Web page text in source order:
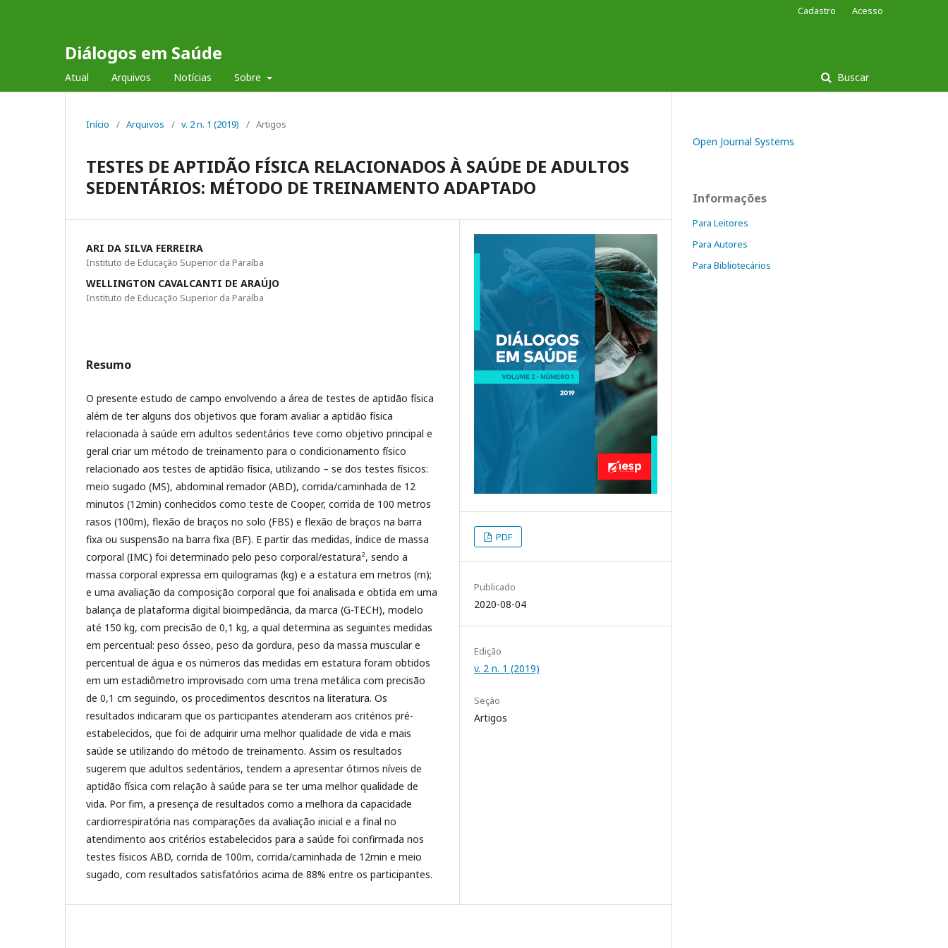
Diálogos em Saúde
Atual Arquivos Notícias Sobre Buscar
Cadastro Acesso
Início / Arquivos / v. 2 n. 1 (2019) / Artigos
TESTES DE APTIDÃO FÍSICA RELACIONADOS À SAÚDE DE ADULTOS
SEDENTÁRIOS: MÉTODO DE TREINAMENTO ADAPTADO
ARI DA SILVA FERREIRA
Instituto de Educação Superior da Paraíba
WELLINGTON CAVALCANTI DE ARAÚJO
Instituto de Educação Superior da Paraíba
Resumo
O presente estudo de campo envolvendo a área de testes de aptidão física
além de ter alguns dos objetivos que foram avaliar a aptidão física
relacionada à saúde em adultos sedentários teve como objetivo principal e
geral criar um método de treinamento para o condicionamento físico
relacionado aos testes de aptidão física, utilizando – se dos testes físicos:
meio sugado (MS), abdominal remador (ABD), corrida/caminhada de 12
minutos (12min) conhecidos como teste de Cooper, corrida de 100 metros
rasos (100m), flexão de braços no solo (FBS) e flexão de braços na barra
fixa ou suspensão na barra fixa (BF). E partir das medidas, índice de massa
corporal (IMC) foi determinado pelo peso corporal/estatura², sendo a
massa corporal expressa em quilogramas (kg) e a estatura em metros (m);
e uma avaliação da composição corporal que foi analisada e obtida em uma
balança de plataforma digital bioimpedância, da marca (G-TECH), modelo
até 150 kg, com precisão de 0,1 kg, a qual determina as seguintes medidas
em percentual: peso ósseo, peso da gordura, peso da massa muscular e
percentual de água e os números das medidas em estatura foram obtidos
em um estadiômetro improvisado com uma trena metálica com precisão
de 0,1 cm seguindo, os procedimentos descritos na literatura. Os
resultados indicaram que os participantes atenderam aos critérios pré-
estabelecidos, que foi de adquirir uma melhor qualidade de vida e mais
saúde se utilizando do método de treinamento. Assim os resultados
sugerem que adultos sedentários, tendem a apresentar ótimos níveis de
aptidão física com relação à saúde para se ter uma melhor qualidade de
vida. Por fim, a presença de resultados como a melhora da capacidade
cardiorrespiratória nas comparações da avaliação inicial e a final no
atendimento aos critérios estabelecidos para a saúde foi confirmada nos
testes físicos ABD, corrida de 100m, corrida/caminhada de 12min e meio
sugado, com resultados satisfatórios acima de 88% entre os participantes.
PDF
Publicado
2020-08-04
Edição
v. 2 n. 1 (2019)
Seção
Artigos
Open Journal Systems
Informações
Para Leitores
Para Autores
Para Bibliotecários